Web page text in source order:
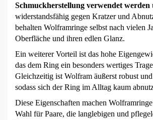
Schmuckherstellung verwendet werden
widerstandsfähig gegen Kratzer und
behalten Wolframringe selbst nach vielen
Oberfläche und ihren edlen Glanz.
Ein weiterer Vorteil ist das hohe
das dem Ring ein besonders wertiges
Gleichzeitig ist Wolfram äußerst robust
sodass sich der Ring im Alltag kaum
Diese Eigenschaften machen
Wahl für Paare, die langlebigen und